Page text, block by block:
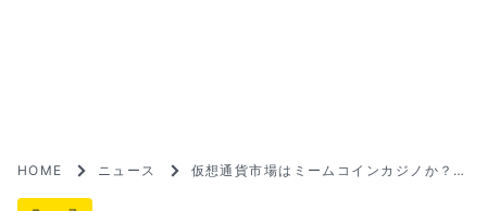
HOME ニュース
仮想通貨市場はミームコインカジノか？｜